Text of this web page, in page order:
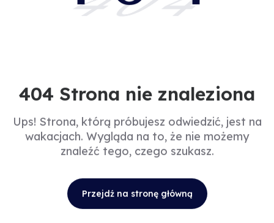
404 Strona nie znaleziona
Ups! Strona, którą próbujesz odwiedzić, jest na
wakacjach. Wygląda na to, że nie możemy
znaleźć tego, czego szukasz.
Przejdź na stronę główną